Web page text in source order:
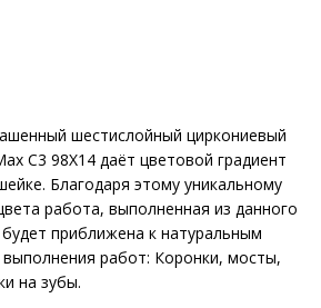
шестислойный циркониевый
C3 98X14 даёт цветовой градиент
Благодаря этому уникальному
работа, выполненная из данного
приближена к натуральным
работ: Коронки, мосты,
на зубы.